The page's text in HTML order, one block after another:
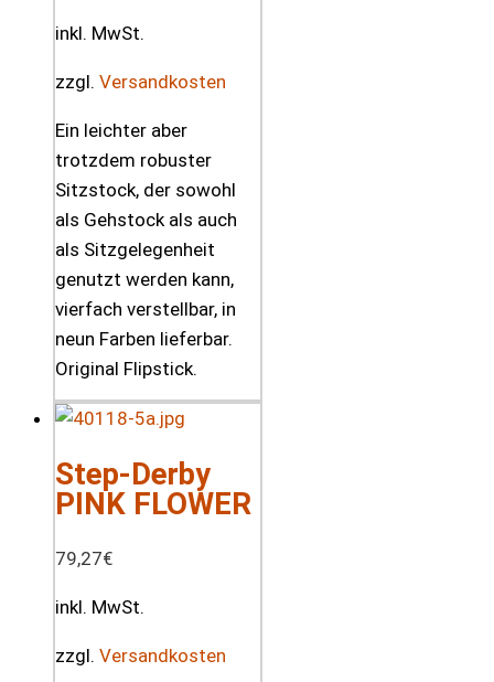
inkl. MwSt.
zzgl. Versandkosten
Ein leichter aber
trotzdem robuster
Sitzstock, der sowohl
als Gehstock als auch
als Sitzgelegenheit
genutzt werden kann,
vierfach verstellbar, in
neun Farben lieferbar.
Original Flipstick.
Step-Derby
PINK FLOWER
79,27€
inkl. MwSt.
zzgl. Versandkosten